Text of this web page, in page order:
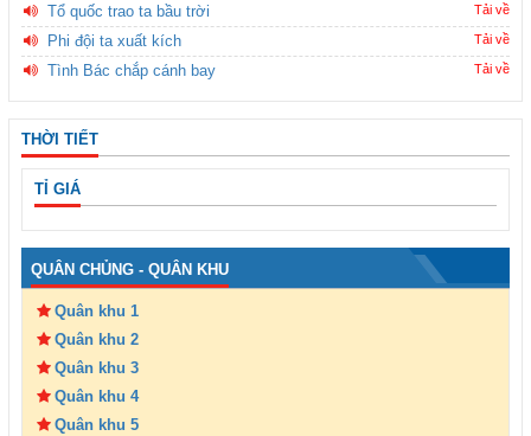
Tổ quốc trao ta bầu trời Tải về
Phi đội ta xuất kích Tải về
Tình Bác chắp cánh bay Tải về
THỜI TIẾT
TỈ GIÁ
QUÂN CHỦNG - QUÂN KHU
Quân khu 1
Quân khu 2
Quân khu 3
Quân khu 4
Quân khu 5